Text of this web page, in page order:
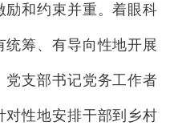
励和约束并重。着眼科
筹、有导向性地开展
党支部书记党务工作者
对性地安排干部到乡村